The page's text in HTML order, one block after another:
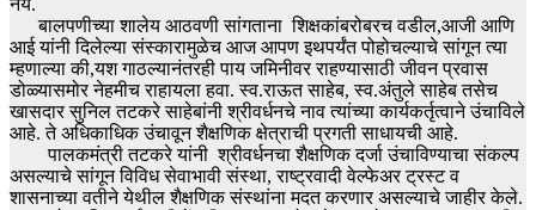
नये.
बालपणीच्या शालेय आठवणी सांगताना शिक्षकांबरोबरच वडील,आजी आणि
आई यांनी दिलेल्या संस्कारामुळेच आज आपण इथपर्यंत पोहोचल्याचे सांगून त्या
म्हणाल्या की,यश गाठल्यानंतरही पाय जमिनीवर राहण्यासाठी जीवन प्रवास
डोळ्यासमोर नेहमीच राहायला हवा. स्व.राऊत साहेब, स्व.अंतुले साहेब तसेच
खासदार सुनिल तटकरे साहेबांनी श्रीवर्धनचे नाव त्यांच्या कार्यकर्तृत्वाने उंचाविले
आहे. ते अधिकाधिक उंचावून शैक्षणिक क्षेत्राची प्रगती साधायची आहे.
पालकमंत्री तटकरे यांनी श्रीवर्धनचा शैक्षणिक दर्जा उंचाविण्याचा संकल्प
असल्याचे सांगून विविध सेवाभावी संस्था, राष्ट्रवादी वेल्फेअर ट्रस्ट व
शासनाच्या वतीने येथील शैक्षणिक संस्थांना मदत करणार असल्याचे जाहीर केले.